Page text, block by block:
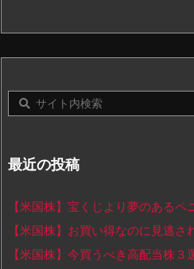
最近の投稿
【米国株】宝くじより夢のある
【米国株】お買い得なのに見逃さ
【米国株】今買うべき高配当株